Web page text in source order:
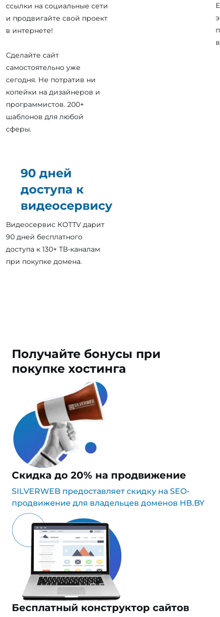
ссылки на социальные сети
и продвигайте свой проект
в интернете!
Сделайте сайт
самостоятельно уже
сегодня. Не потратив ни
копейки на дизайнеров и
программистов. 200+
шаблонов для любой
сферы.
90 дней
доступа к
видеосервису
Видеосервис КОТТV дарит
90 дней бесплатного
доступа к 130+ ТВ-каналам
при покупке домена.
Получайте бонусы при
покупке хостинга
Скидка до 20% на продвижение
SILVERWEB предоставляет скидку на SEO-
продвижение для владельцев доменов HB.BY
Бесплатный конструктор сайтов